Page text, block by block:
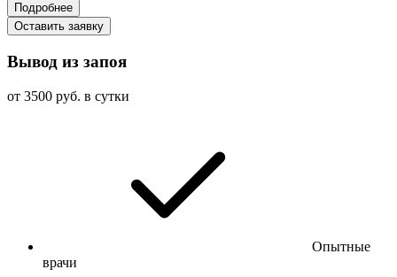
Подробнее
Оставить заявку
Вывод из запоя
от 3500 руб. в сутки
Опытные
врачи